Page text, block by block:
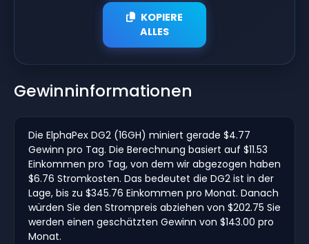
KOPIERE
ALLES
Gewinninformationen
Die ElphaPex DG2 (16GH) miniert gerade $4.77
Gewinn pro Tag. Die Berechnung basiert auf $11.53
Einkommen pro Tag, von dem wir abgezogen haben
$6.76 Stromkosten. Das bedeutet die DG2 ist in der
Lage, bis zu $345.76 Einkommen pro Monat. Danach
würden Sie den Strompreis abziehen von $202.75 Sie
werden einen geschätzten Gewinn von $143.00 pro
Monat.